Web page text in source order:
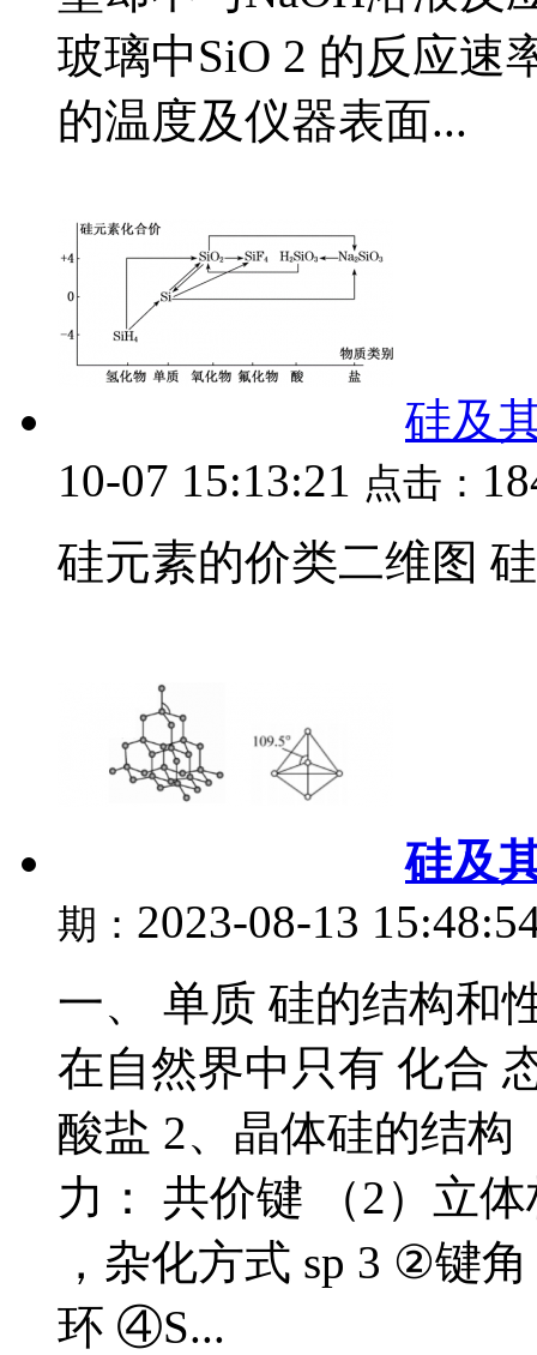
玻璃中SiO 2 的反应速
的温度及仪器表面...
硅及
10-07 15:13:21 点击：
硅元素的价类二维图
硅及
期： 2023-08-13
一、 单质 硅的结构和
在自然界中只有 化合
酸盐 2、晶体硅的结构
力： 共价键 （2）立
，杂化方式 sp 3 ②键
环 ④S...